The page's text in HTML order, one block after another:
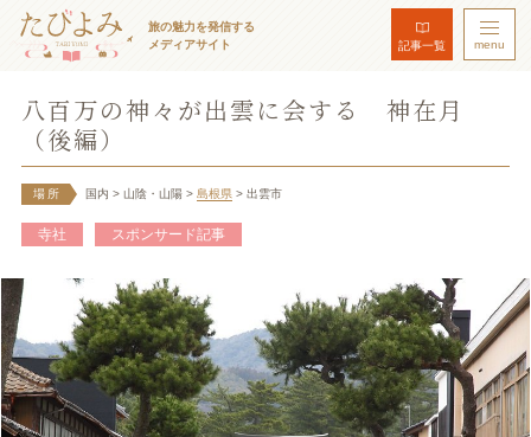
旅の魅力を発信する
メディアサイト
記事一覧 menu
八百万の神々が出雲に会する 神在月
（後編）
場所 国内 > 山陰・山陽 > 島根県 > 出雲市
寺社 スポンサード記事